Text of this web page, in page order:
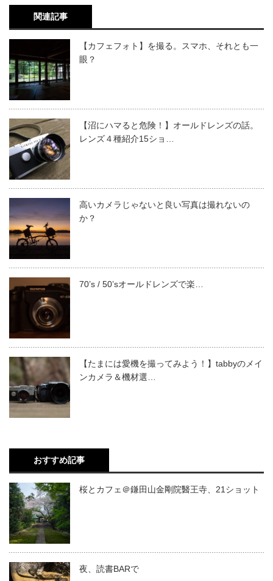
関連記事
【カフェフォト】を撮る。スマホ、それとも一
眼？
【沼にハマると危険！】オールドレンズの話。
レンズ４種紹介15ショ…
高いカメラじゃないと良い写真は撮れないの
か？
70’s / 50’sオールドレンズで楽…
【たまには愛機を撮ってみよう！】tabbyのメイ
ンカメラ＆機材選…
おすすめ記事
桜とカフェ＠鎌田山金剛院醫王寺、21ショット
夜、読書BARで